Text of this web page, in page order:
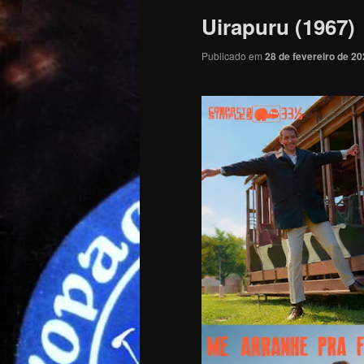
Uirapuru (1967)
Publicado em 28 de fevereiro de